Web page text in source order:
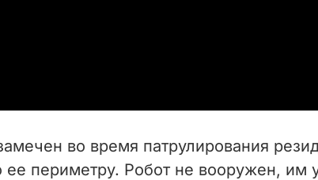
i
во время патрулирования
ее периметру. Робот не вооружен, им